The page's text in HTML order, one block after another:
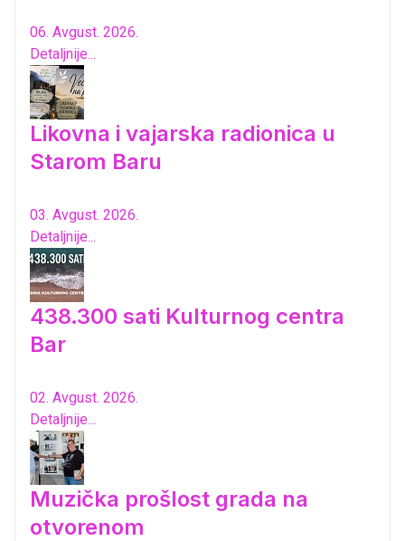
06. Avgust. 2026.
Detaljnije...
Likovna i vajarska radionica u
Starom Baru
03. Avgust. 2026.
Detaljnije...
438.300 sati Kulturnog centra
Bar
02. Avgust. 2026.
Detaljnije...
Muzička prošlost grada na
otvorenom